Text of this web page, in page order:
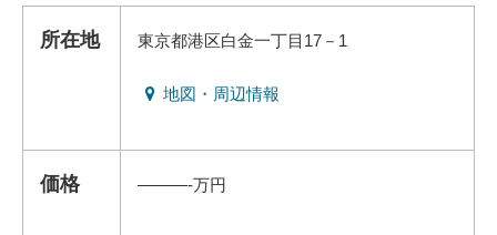
所在地 東京都港区白金一丁目17－1
地図・周辺情報
価格 ———-万円